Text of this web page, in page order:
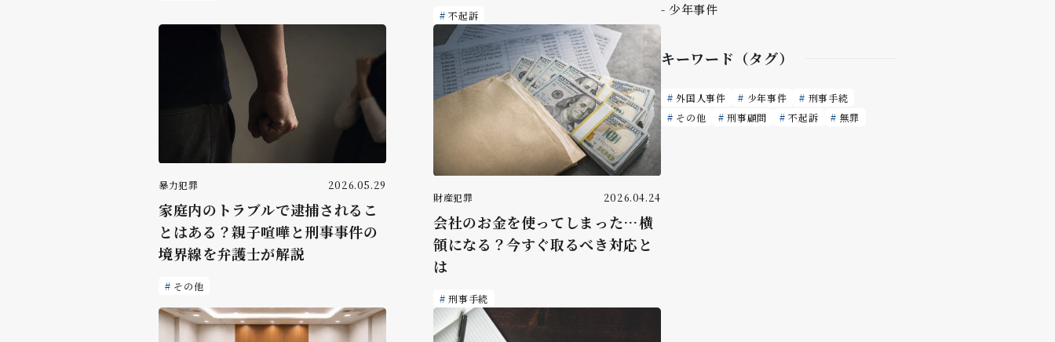
不起訴
暴力犯罪 2026.05.29
家庭内のトラブルで逮捕されるこ
とはある？親子喧嘩と刑事事件の
境界線を弁護士が解説
その他
財産犯罪 2026.04.24
会社のお金を使ってしまった…横
領になる？今すぐ取るべき対応と
は
刑事手続
少年事件
キーワード（タグ）
外国人事件 少年事件
刑事手続
その他
刑事顧問 不起訴 無罪